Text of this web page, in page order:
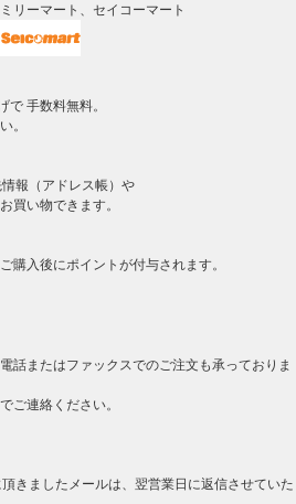
リーマート、セイコーマート
で 手数料無料。
。
報（アドレス帳）や
買い物できます。
購入後にポイントが付与されます。
話またはファックスでのご注文も承っておりま
ご連絡ください。
きましたメールは、翌営業日に返信させていた